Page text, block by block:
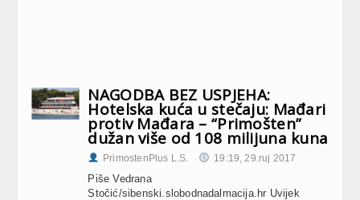
NAGODBA BEZ USPJEHA:
Hotelska kuća u stečaju: Mađari
protiv Mađara – “Primošten”
dužan više od 108 milijuna kuna
PrimostenPlus L.S. 19:19, 29.ruj 2017
Piše Vedrana
Stočić/sibenski.slobodnadalmacija.hr Uvijek